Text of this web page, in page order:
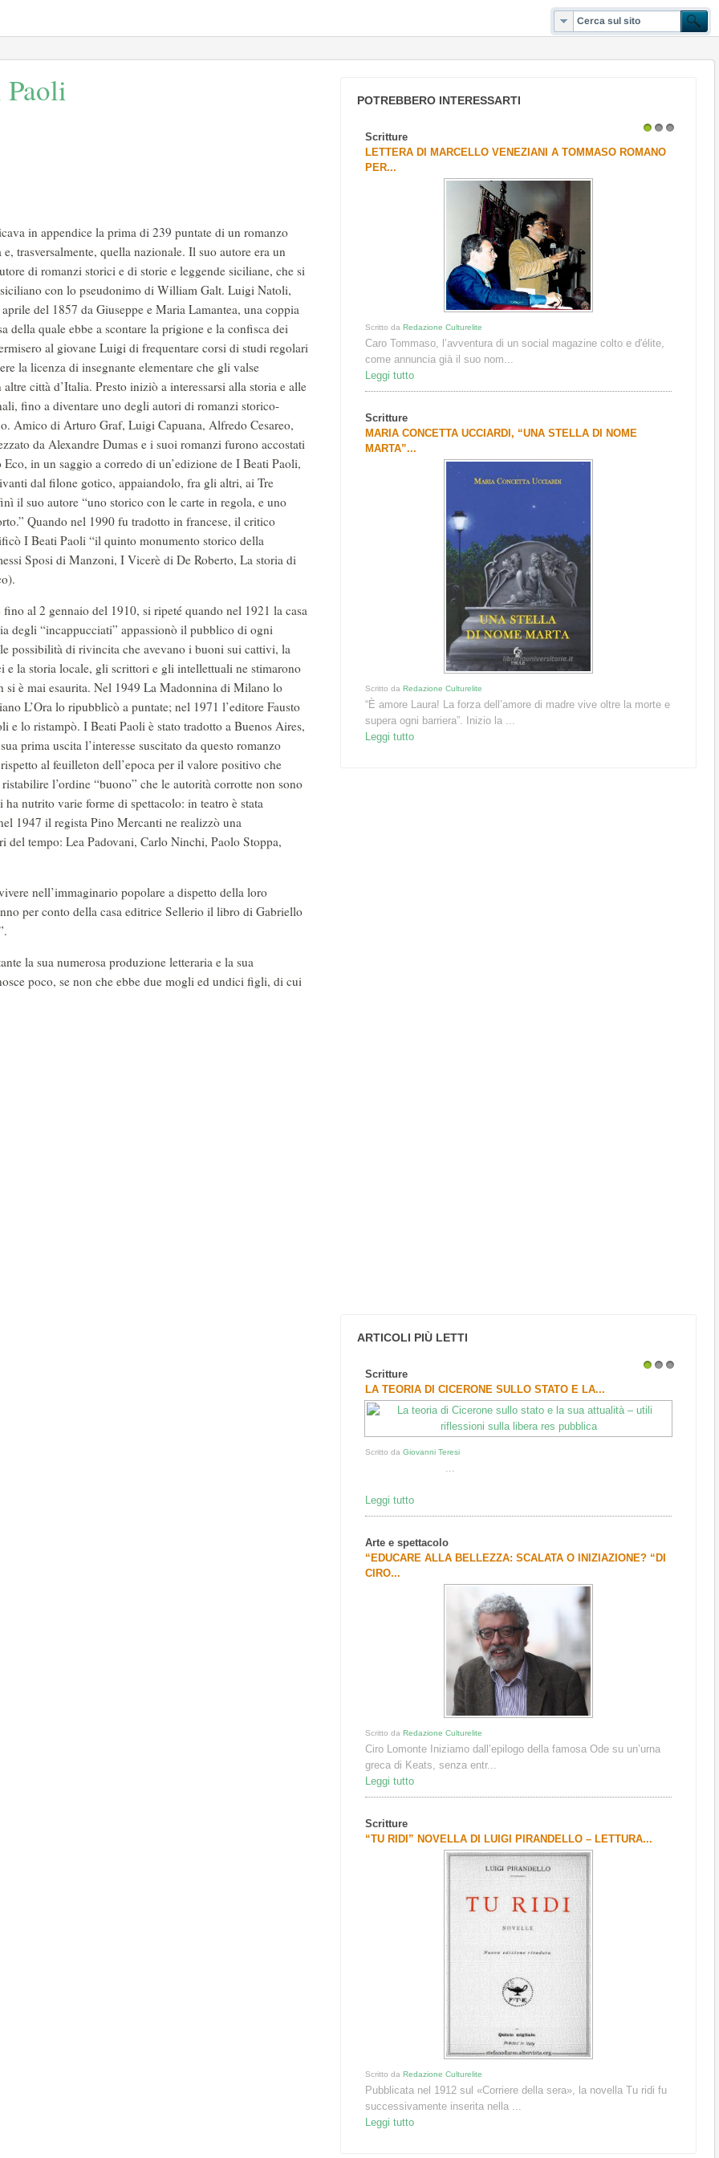
in appendice la prima di 239 puntate di un romanzo
trasversalmente, quella nazionale. Il suo autore era un
di romanzi storici e di storie e leggende siciliane, che si
con lo pseudonimo di William Galt. Luigi Natoli,
del 1857 da Giuseppe e Maria Lamantea, una coppia
della quale ebbe a scontare la prigione e la confisca dei
al giovane Luigi di frequentare corsi di studi regolari
la licenza di insegnante elementare che gli valse
città d’Italia. Presto iniziò a interessarsi alla storia e alle
fino a diventare uno degli autori di romanzi storico-
Amico di Arturo Graf, Luigi Capuana, Alfredo Cesareo,
da Alexandre Dumas e i suoi romanzi furono accostati
in un saggio a corredo di un’edizione de I Beati Paoli,
dal filone gotico, appaiandolo, fra gli altri, ai Tre
il suo autore “uno storico con le carte in regola, e uno
Quando nel 1990 fu tradotto in francese, il critico
I Beati Paoli “il quinto monumento storico della
Sposi di Manzoni, I Vicerè di De Roberto, La storia di
al 2 gennaio del 1910, si ripeté quando nel 1921 la casa
degli “incappucciati” appassionò il pubblico di ogni
possibilità di rivincita che avevano i buoni sui cattivi, la
la storia locale, gli scrittori e gli intellettuali ne stimarono
si è mai esaurita. Nel 1949 La Madonnina di Milano lo
L’Ora lo ripubblicò a puntate; nel 1971 l’editore Fausto
lo ristampò. I Beati Paoli è stato tradotto a Buenos Aires,
prima uscita l’interesse suscitato da questo romanzo
al feuilleton dell’epoca per il valore positivo che
l’ordine “buono” che le autorità corrotte non sono
nutrito varie forme di spettacolo: in teatro è stata
1947 il regista Pino Mercanti ne realizzò una
tempo: Lea Padovani, Carlo Ninchi, Paolo Stoppa,
nell’immaginario popolare a dispetto della loro
per conto della casa editrice Sellerio il libro di Gabriello
la sua numerosa produzione letteraria e la sua
poco, se non che ebbe due mogli ed undici figli, di cui
POTREBBERO INTERESSARTI
Scritture
LETTERA DI MARCELLO VENEZIANI A TOMMASO ROMANO
PER...
Scritto daRedazione Culturelite
Caro Tommaso, l’avventura di un social magazine colto e d'élite,
come annuncia già il suo nom...
Leggi tutto
Scritture
MARIA CONCETTA UCCIARDI, “UNA STELLA DI NOME
MARTA”...
Scritto da Redazione Culturelite
“È amore Laura! La forza dell’amore di madre vive oltre la morte e
supera ogni barriera”. Inizio la ...
Leggi tutto
ARTICOLI PIÙ LETTI
Scritture
LA TEORIA DI CICERONE SULLO STATO E LA...
Scritto daGiovanni Teresi
...
Leggi tutto
Arte e spettacolo
“EDUCARE ALLA BELLEZZA: SCALATA O INIZIAZIONE? “DI
CIRO...
Scritto daRedazione Culturelite
Ciro Lomonte Iniziamo dall’epilogo della famosa Ode su un’urna
greca di Keats, senza entr...
Leggi tutto
Scritture
“TU RIDI” NOVELLA DI LUIGI PIRANDELLO – LETTURA...
Scritto daRedazione Culturelite
Pubblicata nel 1912 sul «Corriere della sera», la novella Tu ridi fu
successivamente inserita nella ...
Leggi tutto